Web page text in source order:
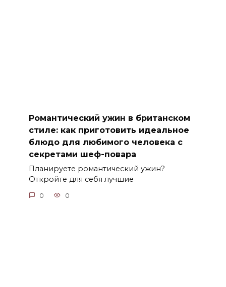
Романтический ужин в британском
стиле: как приготовить идеальное
блюдо для любимого человека с
секретами шеф-повара
Планируете романтический ужин?
Откройте для себя лучшие
0 0